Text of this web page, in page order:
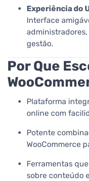
Experiência do
Interface
gestão.
Por Que
Plataforma
online com
Potente
WooCommerce
Ferramentas
sobre conteúdo